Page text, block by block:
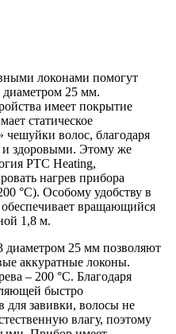
локонами помогут
25 мм.
имеет покрытие
статическое
чешуйки волос, благодаря
и здоровыми. Этому же
PTC Heating,
нагрев прибора
°С). Особому удобству в
вращающийся
1,8 м.
25 мм позволяют
аккуратные локоны.
– 200 °С. Благодаря
быстро
для завивки, волосы не
влагу, поэтому